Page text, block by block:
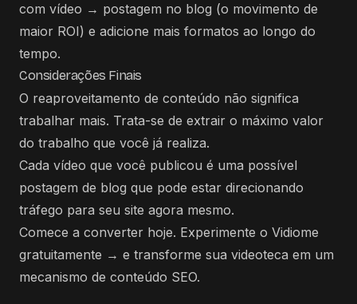
com vídeo → postagem no blog (o movimento de
maior ROI) e adicione mais formatos ao longo do
tempo.
Considerações Finais
O reaproveitamento de conteúdo não significa
trabalhar mais. Trata-se de extrair o máximo valor
do trabalho que você já realiza.
Cada vídeo que você publicou é uma possível
postagem de blog que pode estar direcionando
tráfego para seu site agora mesmo.
Comece a converter hoje. Experimente o Vidiome
gratuitamente → e transforme sua videoteca em um
mecanismo de conteúdo SEO.